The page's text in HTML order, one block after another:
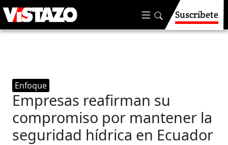
Suscríbete
Enfoque
Empresas reafirman su
compromiso por mantener la
seguridad hídrica en Ecuador